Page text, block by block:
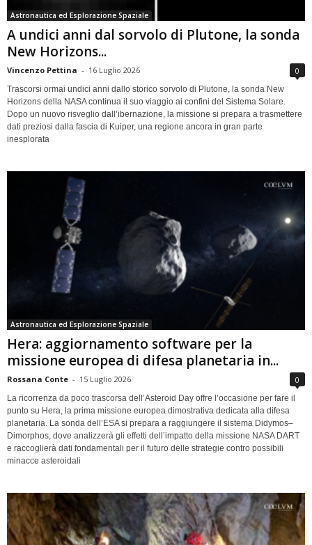
Astronautica ed Esplorazione Spaziale
A undici anni dal sorvolo di Plutone, la sonda
New Horizons...
Vincenzo Pettina - 16 Luglio 2026 0
Trascorsi ormai undici anni dallo storico sorvolo di Plutone, la sonda New
Horizons della NASA continua il suo viaggio ai confini del Sistema Solare.
Dopo un nuovo risveglio dall’ibernazione, la missione si prepara a trasmettere
dati preziosi dalla fascia di Kuiper, una regione ancora in gran parte
inesplorata
Astronautica ed Esplorazione Spaziale
Hera: aggiornamento software per la
missione europea di difesa planetaria in...
Rossana Conte - 15 Luglio 2026 0
La ricorrenza da poco trascorsa dell’Asteroid Day offre l’occasione per fare il
punto su Hera, la prima missione europea dimostrativa dedicata alla difesa
planetaria. La sonda dell’ESA si prepara a raggiungere il sistema Didymos–
Dimorphos, dove analizzerà gli effetti dell’impatto della missione NASA DART
e raccoglierà dati fondamentali per il futuro delle strategie contro possibili
minacce asteroidali